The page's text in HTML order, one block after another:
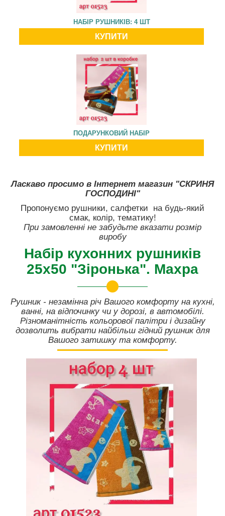
НАБІР РУШНИКІВ: 4 ШТ
КУПИТИ
ПОДАРУНКОВИЙ НАБІР
КУПИТИ
Ласкаво просимо в Інтернет магазин "СКРИНЯ
ГОСПОДИНІ"
Пропонуємо рушники, салфетки на будь-який
смак, колір, тематику!
При замовленні не забудьте вказати розмір
виробу
Набір кухонних рушників
25х50 "Зіронька". Махра
Рушник - незамінна річ Вашого комфорту на кухні,
ванні, на відпочинку чи у дорозі, в автомобілі.
Різноманітність кольорової палітри і дизайну
дозволить вибрати найбільш гідний рушник для
Вашого затишку та комфорту.